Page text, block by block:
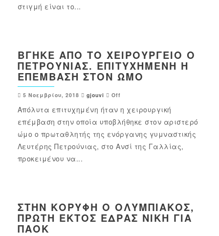
στιγμή είναι το...
ΒΓΉΚΕ ΑΠΌ ΤΟ ΧΕΙΡΟΥΡΓΕΊΟ Ο
ΠΕΤΡΟΎΝΙΑΣ. ΕΠΙΤΥΧΗΜΈΝΗ Η
ΕΠΈΜΒΑΣΗ ΣΤΟΝ ΏΜΟ
5 Νοεμβρίου, 2018 gjouvi Off
Απόλυτα επιτυχημένη ήταν η χειρουργική
επέμβαση στην οποία υποβλήθηκε στον αριστερό
ώμο ο πρωταθλητής της ενόργανης γυμναστικής
Λευτέρης Πετρούνιας, στο Ανσί της Γαλλίας,
προκειμένου να...
ΣΤΗΝ ΚΟΡΥΦΉ Ο ΟΛΥΜΠΙΑΚΌΣ,
ΠΡΏΤΗ ΕΚΤΌΣ ΈΔΡΑΣ ΝΊΚΗ ΓΙΑ
ΠΑΟΚ